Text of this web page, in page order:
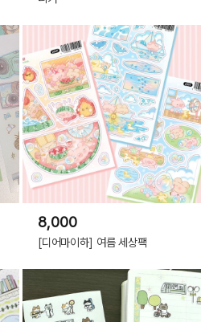
8,000
[디어마이하] 여름 세상팩